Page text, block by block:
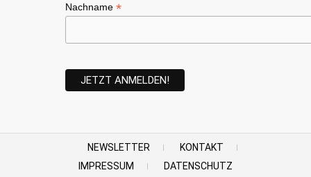
Nachname *
NEWSLETTER
KONTAKT
IMPRESSUM
DATENSCHUTZ